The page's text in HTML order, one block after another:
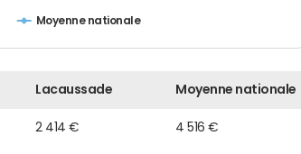
Moyenne nationale
Lacaussade Moyenne nationale
2 414 € 4 516 €